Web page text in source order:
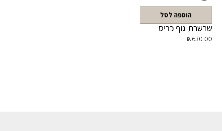
הוספה לסל
שרשרת גוף כריס
₪630.00